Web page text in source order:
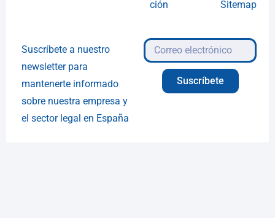
ción
Sitemap
Suscríbete a nuestro
newsletter para
mantenerte informado
sobre nuestra empresa y
el sector legal en España
Suscríbete